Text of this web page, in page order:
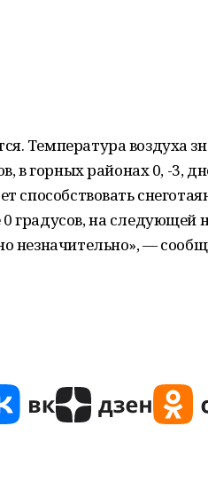
Температура воздуха
в горных районах 0, -3,
способствовать
градусов, на следующей
незначительно», —